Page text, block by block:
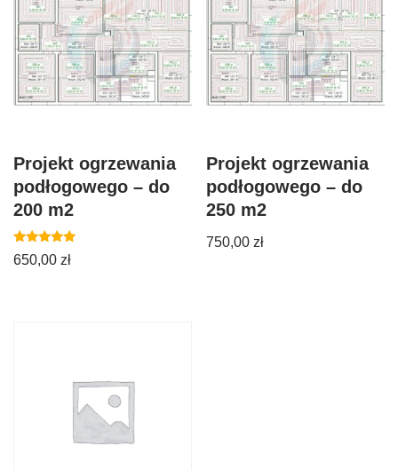
Projekt ogrzewania
podłogowego – do
200 m2
Oceniono
5.00
650,00 zł
Projekt ogrzewania
podłogowego – do
250 m2
750,00zł